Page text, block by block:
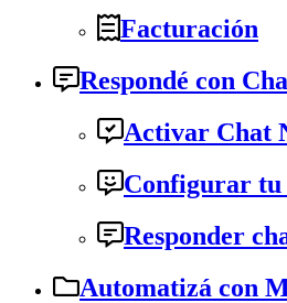
Facturación
Respondé con
Activar Chat
Configurar tu
Responder
Automatizá con